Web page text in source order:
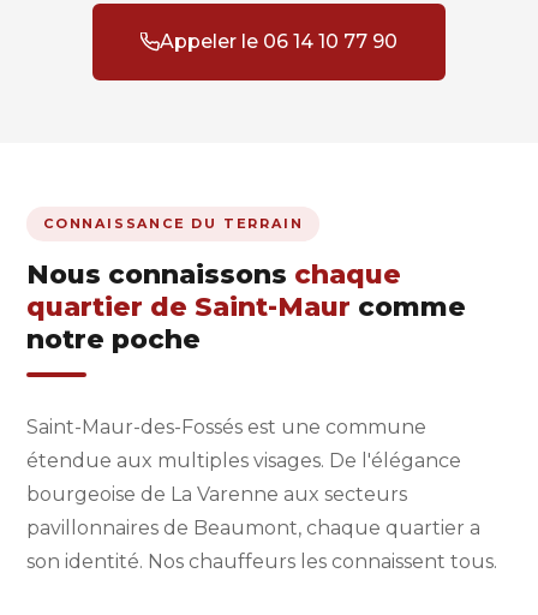
Appeler le 06 14 10 77 90
CONNAISSANCE DU TERRAIN
Nous connaissons chaque
quartier de Saint-Maur comme
notre poche
Saint-Maur-des-Fossés est une commune
étendue aux multiples visages. De l'élégance
bourgeoise de La Varenne aux secteurs
pavillonnaires de Beaumont, chaque quartier a
son identité. Nos chauffeurs les connaissent tous.